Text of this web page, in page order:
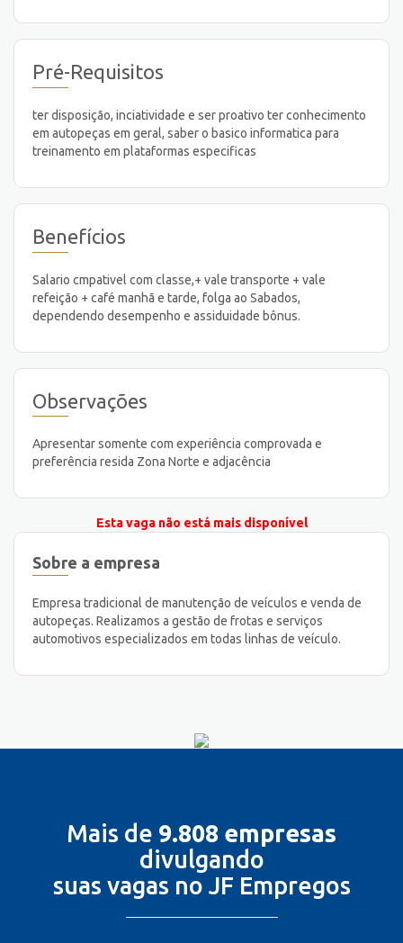
Pré-Requisitos
ter disposição, inciatividade e ser proativo ter conhecimento
em autopeças em geral, saber o basico informatica para
treinamento em plataformas especificas
Benefícios
Salario cmpativel com classe,+ vale transporte + vale
refeição + café manhã e tarde, folga ao Sabados,
dependendo desempenho e assiduidade bônus.
Observações
Apresentar somente com experiência comprovada e
preferência resida Zona Norte e adjacência
Esta vaga não está mais disponível
Sobre a empresa
Empresa tradicional de manutenção de veículos e venda de
autopeças. Realizamos a gestão de frotas e serviços
automotivos especializados em todas linhas de veículo.
Mais de 9.808 empresas
divulgando
suas vagas no JF Empregos